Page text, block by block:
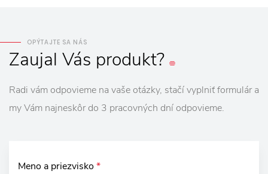
OPÝTAJTE SA NÁS
Zaujal Vás produkt?
Radi vám odpovieme na vaše otázky, stačí vyplniť formulár a
my Vám najneskôr do 3 pracovných dní odpovieme.
Meno a priezvisko *